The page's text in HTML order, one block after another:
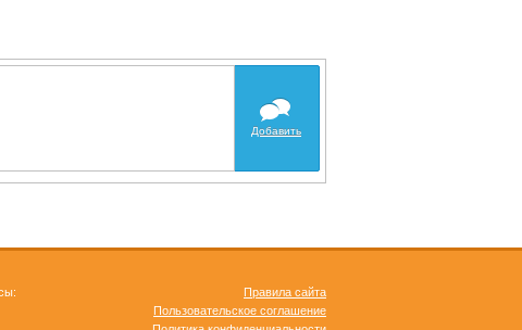
Добавить
Правила сайта
Пользовательское соглашение